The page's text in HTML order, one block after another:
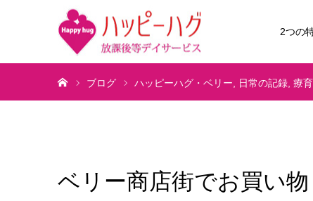
2つの
ブログ ハッピーハグ・ベリー 日常の記録 療育
ベリー商店街でお買い物